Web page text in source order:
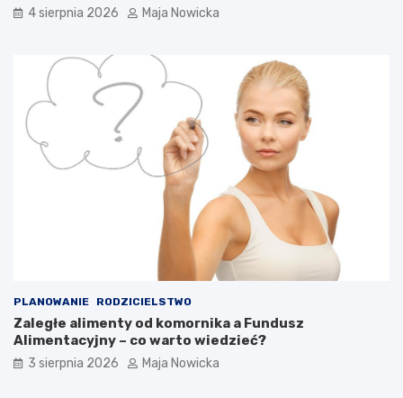
4 sierpnia 2026 Maja Nowicka
PLANOWANIE RODZICIELSTWO
Zaległe alimenty od komornika a Fundusz
Alimentacyjny – co warto wiedzieć?
3 sierpnia 2026 Maja Nowicka